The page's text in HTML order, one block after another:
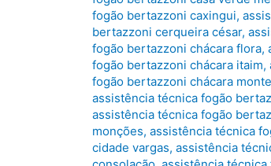
fogão bertazzoni caxingui,
bertazzoni cerqueira césar,
fogão bertazzoni chácara flora,
fogão bertazzoni chácara itaim,
fogão bertazzoni chácara
assistência técnica fogão
assistência técnica fogão
monções, assistência técnica
cidade vargas, assistência